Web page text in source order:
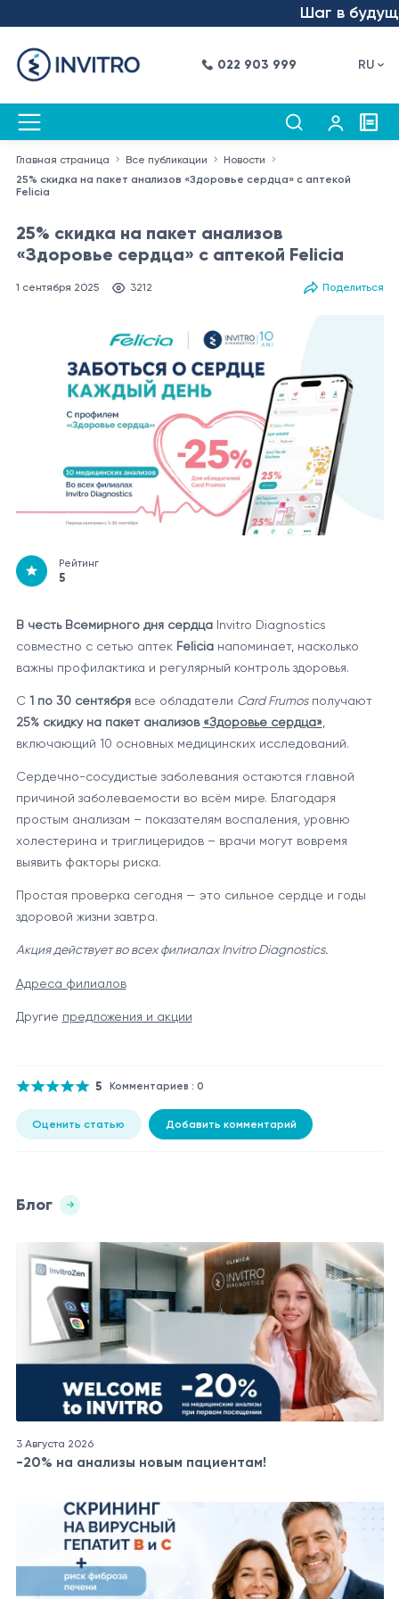
Шаг в
022 903 999 RU
Главная страница Все публикации
Новости
25% скидка на пакет анализов «Здоровье сердца» с аптекой
Felicia
25% скидка на пакет анализов
«Здоровье сердца» с аптекой Felicia
1 сентября 2025 3212 Поделиться
Рейтинг
5
В честь Всемирного дня сердцаInvitro Diagnostics
совместно с сетью аптек Felicia напоминает, насколько
важны профилактика и регулярный контроль здоровья.
С 1 по 30 сентябрявсе обладатели Card Frumosполучают
25% скидку на пакет анализов «Здоровье сердца»,
включающий 10 основных медицинских исследований.
Сердечно-сосудистые заболевания остаются главной
причиной заболеваемости во всём мире. Благодаря
простым анализам – показателям воспаления, уровню
холестерина и триглицеридов – врачи могут вовремя
выявить факторы риска.
Простая проверка сегодня — это сильное сердце и годы
здоровой жизни завтра.
Акция действует во всех филиалах Invitro Diagnostics.
Адреса филиалов
Другие предложения и акции
5 Комментариев : 0
Оценить статью Добавить комментарий
Блог
3 Августа 2026
-20% на анализы новым пациентам!